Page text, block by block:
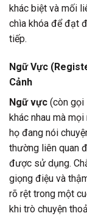
khác biệt và mối
chìa khóa để đạt
tiếp.
Ngữ Vực
Cảnh
Ngữ vực (còn gọi
khác nhau mà
họ đang nói
thường liên quan
được sử dụng.
giọng điệu và
rõ rệt trong một
khi trò chuyện